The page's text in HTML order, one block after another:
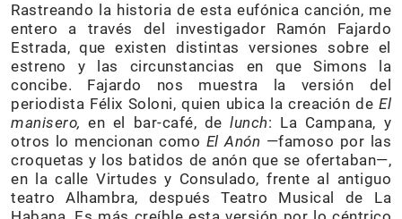
Rastreando la historia de esta eufónica canción, me
entero a través del investigador Ramón Fajardo
Estrada, que existen distintas versiones sobre el
estreno y las circunstancias en que Simons la
concibe. Fajardo nos muestra la versión del
periodista Félix Soloni, quien ubica la creación de El
manisero,en el bar-café, delunch: La Campana, y
otros lo mencionan como El Anón —famoso por las
croquetas y los batidos de anón que se ofertaban—,
en la calle Virtudes y Consulado, frente al antiguo
teatro Alhambra, después Teatro Musical de La